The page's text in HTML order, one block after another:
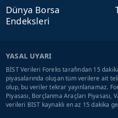
Dünya Borsa
Endeksleri
YASAL UYARI
BİST Verileri Foreks tarafından 15
piyasalarında oluşan tüm verilere ait
olup, bu veriler tekrar yayınlanamaz.
Piyasası, Borçlanma Araçları Piyasası,
verileri BIST kaynaklı en az 15 dakika